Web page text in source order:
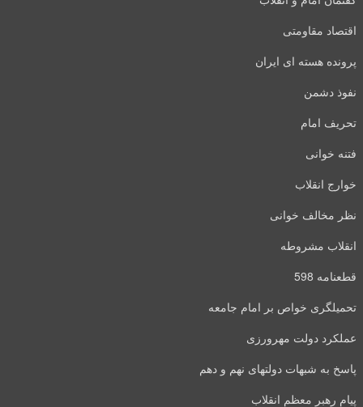
اقتصاد مقاومتی
پرونده هسته ای ایران
نفوذ دشمن
تحریف امام
فتنه خوانی
خوارج انقلاب
نظر مخالف خوانی
انقلاب مشروطه
قطعنامه 598
تحمیلگری خواص بر امام جامعه
عملکرد دولت مهرورزی
پاسخ به شبهات دولتهای نهم و دهم
پیام رهبر معظم انقلاب